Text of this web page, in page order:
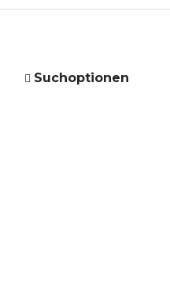
Suchoptionen